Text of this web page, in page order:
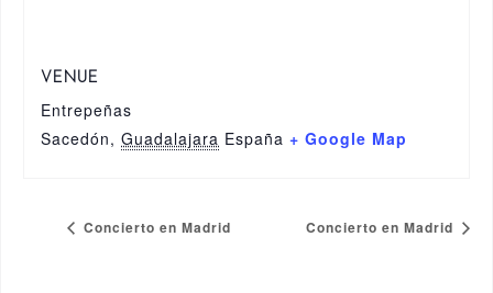
VENUE
Entrepeñas
Sacedón, Guadalajara España + Google Map
Concierto en Madrid Concierto en Madrid